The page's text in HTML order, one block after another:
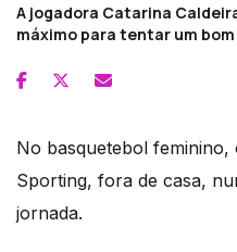
A jogadora Catarina
máximo para tentar um
No basquetebol
Sporting, fora de casa,
jornada.